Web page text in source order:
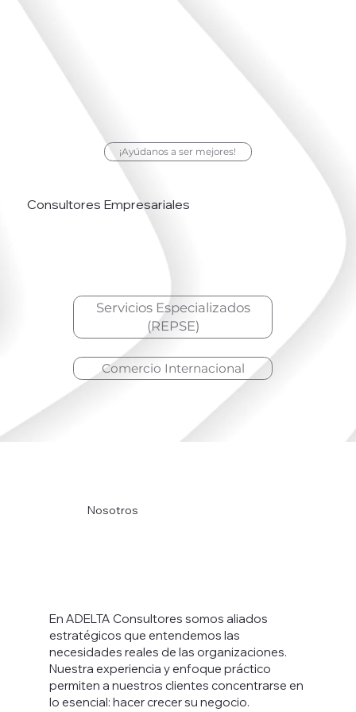
Consultores Empresariales
Servicios Especializados
(REPSE)
Comercio Internacional
¡Ayúdanos a ser mejores!
Nosotros
En ADELTA Consultores somos aliados
estratégicos que entendemos las
necesidades reales de las organizaciones.
Nuestra experiencia y enfoque práctico
permiten a nuestros clientes concentrarse en
lo esencial: hacer crecer su negocio.